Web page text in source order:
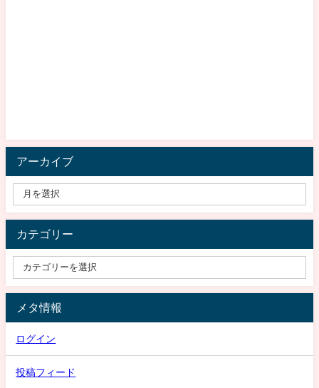
アーカイブ
カテゴリー
メタ情報
ログイン
投稿フィード